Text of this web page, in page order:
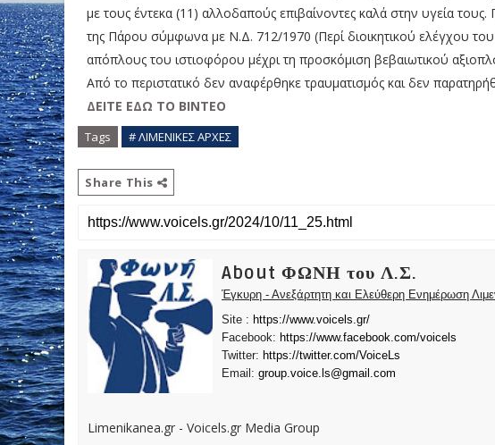
με τους έντεκα (11) αλλοδαπούς επιβαίνοντες καλά στην υγεία τους.
της Πάρου σύμφωνα με Ν.Δ. 712/1970 (Περί διοικητικού ελέγχου
απόπλους του ιστιοφόρου μέχρι τη προσκόμιση βεβαιωτικού
Από το περιστατικό δεν αναφέρθηκε τραυματισμός και δεν
ΔΕΙΤΕ ΕΔΩ ΤΟ ΒΙΝΤΕΟ
Tags # ΛΙΜΕΝΙΚΕΣ ΑΡΧΕΣ
Share This
About ΦΩΝΗ του Λ.Σ.
Έγκυρη - Ανεξάρτητη και Ελεύθερη Ενημέρωση
Site : https://www.voicels.gr/
Facebook: https://www.facebook.com/voicels
Twitter: https://twitter.com/VoiceLs
Email: group.voice.ls@gmail.com
Limenikanea.gr - Voicels.gr Media Group